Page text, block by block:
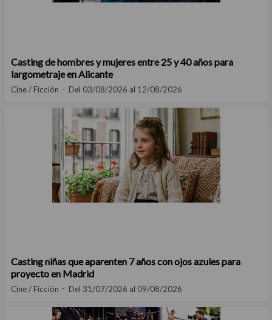
Casting de hombres y mujeres entre 25 y 40 años para
largometraje en Alicante
Cine / Ficción Del 03/08/2026 al 12/08/2026
Casting niñas que aparenten 7 años con ojos azules para
proyecto en Madrid
Cine / Ficción Del 31/07/2026 al 09/08/2026